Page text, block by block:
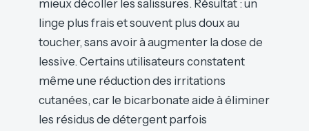
mieux décoller les salissures. Résultat : un
linge plus frais et souvent plus doux au
toucher, sans avoir à augmenter la dose de
lessive. Certains utilisateurs constatent
même une réduction des irritations
cutanées, car le bicarbonate aide à éliminer
les résidus de détergent parfois